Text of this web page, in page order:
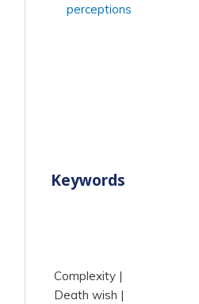
perceptions
Keywords
Complexity
Death wish